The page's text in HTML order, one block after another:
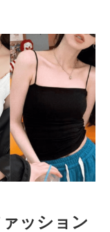
ッション